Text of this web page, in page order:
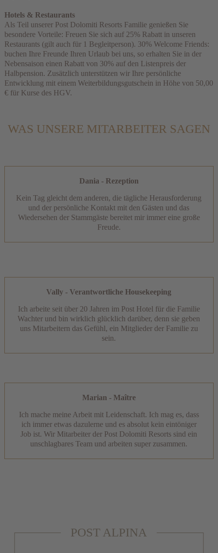
Hotels & Restaurants
Als Teil unserer Post Dolomiti Resorts Familie genießen Sie
besondere Vorteile: Freuen Sie sich auf 25% Rabatt in unseren
Restaurants (gilt auch für 1 Begleitperson). 30% Welcome Friends:
buchen Ihre Freunde Ihren Urlaub bei uns, so erhalten Sie in der
Nebensaison einen Rabatt von 30% auf den Listenpreis der
Halbpension. Zusätzlich unterstützen wir Ihre persönliche
Entwicklung mit einem Weiterbildungsgutschein in Höhe von 50,00
€ für Kurse des HGV.
WAS UNSERE MITARBEITER SAGEN
Dania - Rezeption
Kein Tag gleicht dem anderen, die tägliche Herausforderung
und der persönliche Kontakt mit den Gästen und das
Wiedersehen der Stammgäste bereitet mir immer eine große
Freude.
Vally - Verantwortliche Housekeeping
Ich arbeite seit über 20 Jahren im Post Hotel für die Familie
Wachter und bin wirklich glücklich darüber, denn sie geben
uns Mitarbeitern das Gefühl, ein Mitglieder der Familie zu
sein.
Marian - Maître
Ich mache meine Arbeit mit Leidenschaft. Ich mag es, dass
ich immer etwas dazulerne und es absolut kein eintöniger
Job ist. Wir Mitarbeiter der Post Dolomiti Resorts sind ein
unschlagbares Team und arbeiten super zusammen.
POST ALPINA